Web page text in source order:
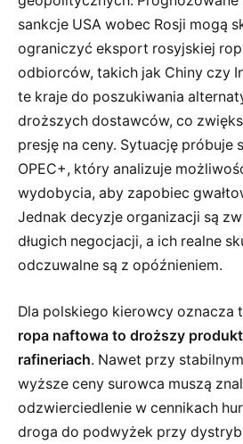
sankcje USA wobec Rosji mogą
ograniczyć eksport rosyjskiej
odbiorców, takich jak Chiny czy
te kraje do poszukiwania
droższych dostawców, co
presję na ceny. Sytuację próbuje
OPEC+, który analizuje
wydobycia, aby zapobiec
Jednak decyzje organizacji są
długich negocjacji, a ich realne
odczuwalne są z opóźnieniem.
Dla polskiego kierowcy oznacza
ropa naftowa to droższy
rafineriach. Nawet przy
wyższe ceny surowca muszą
odzwierciedlenie w cennikach
droga do podwyżek przy